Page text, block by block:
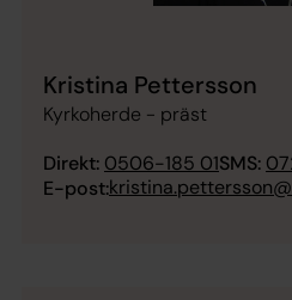
Kristina Pettersson
Kyrkoherde - präst
Direkt: 0506-185 01SMS:
E-post: